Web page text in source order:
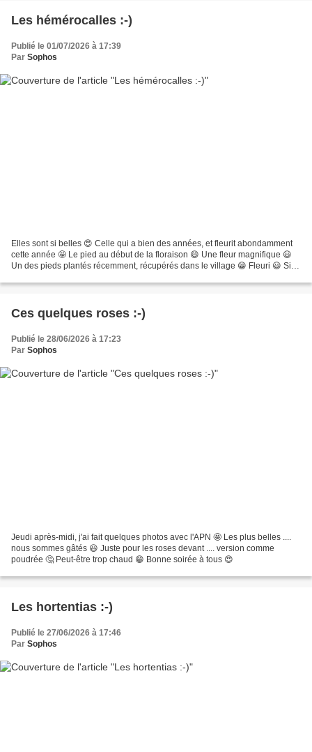
Les hémérocalles :-)
Publié le 01/07/2026 à 17:39
Par Sophos
Elles sont si belles 😍 Celle qui a bien des années, et fleurit abondamment
cette année 🤩 Le pied au début de la floraison 😄 Une fleur magnifique 😃
Un des pieds plantés récemment, récupérés dans le village 😁 Fleuri 😃 Si
Ces quelques roses :-)
Publié le 28/06/2026 à 17:23
Par Sophos
Jeudi après-midi, j'ai fait quelques photos avec l'APN 🤩 Les plus belles ....
nous sommes gâtés 😃 Juste pour les roses devant .... version comme
poudrée 🤔 Peut-être trop chaud 😁 Bonne soirée à tous 😍
Les hortentias :-)
Publié le 27/06/2026 à 17:46
Par Sophos